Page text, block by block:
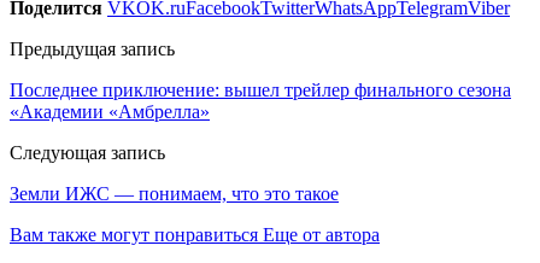
Поделится VKOK.ruFacebookTwitterWhatsAppTelegramViber
Предыдущая запись
Последнее приключение: вышел трейлер финального сезона
«Академии «Амбрелла»
Следующая запись
Земли ИЖС — понимаем, что это такое
Вам также могут понравиться Еще от автора